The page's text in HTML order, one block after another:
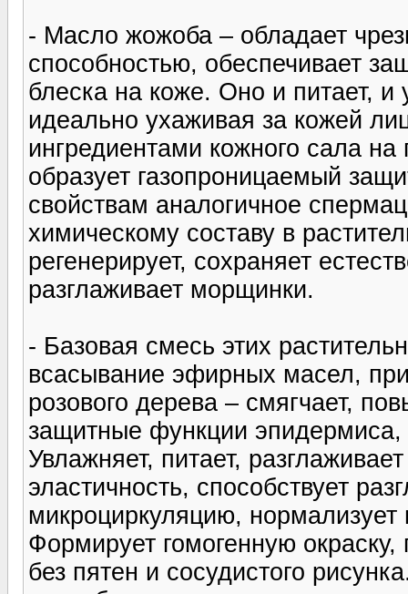
- Масло жожоба – обладает
способностью, обеспечивает
блеска на коже. Оно и питает, и
идеально ухаживая за кожей
ингредиентами кожного сала
образует газопроницаемый
свойствам аналогичное
химическому составу в
регенерирует, сохраняет
разглаживает морщинки.
- Базовая смесь этих
всасывание эфирных масел,
розового дерева – смягчает,
защитные функции
Увлажняет, питает,
эластичность, способствует
микроциркуляцию,
Формирует гомогенную
без пятен и сосудистого